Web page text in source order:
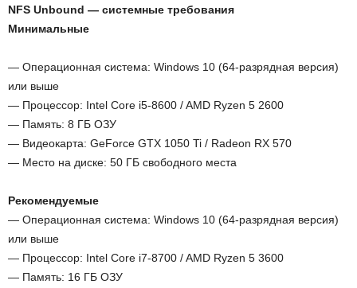
NFS Unbound — системные требования
Минимальные
— Операционная система: Windows 10 (64-разрядная версия)
или выше
— Процессор: Intel Core i5-8600 / AMD Ryzen 5 2600
— Память: 8 ГБ ОЗУ
— Видеокарта: GeForce GTX 1050 Ti / Radeon RX 570
— Место на диске: 50 ГБ свободного места
Рекомендуемые
— Операционная система: Windows 10 (64-разрядная версия)
или выше
— Процессор: Intel Core i7-8700 / AMD Ryzen 5 3600
— Память: 16 ГБ ОЗУ